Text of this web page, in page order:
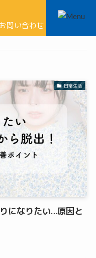
お問い合わせ
日常生活
になりたい…原因と